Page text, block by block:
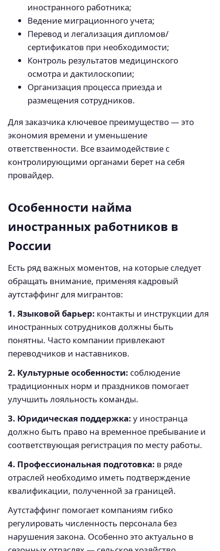
иностранного работника;
Ведение миграционного учета;
Перевод и легализация дипломов/
сертификатов при необходимости;
Контроль результатов медицинского
осмотра и дактилоскопии;
Организация процесса приезда и
размещения сотрудников.
Для заказчика ключевое преимущество — это
экономия времени и уменьшение
ответственности. Все взаимодействие с
контролирующими органами берет на себя
провайдер.
Особенности найма
иностранных работников в
России
Есть ряд важных моментов, на которые следует
обращать внимание, применяя кадровый
аутстаффинг для мигрантов:
1. Языковой барьер: контакты и инструкции для
иностранных сотрудников должны быть
понятны. Часто компании привлекают
переводчиков и наставников.
2. Культурные особенности: соблюдение
традиционных норм и праздников помогает
улучшить лояльность команды.
3. Юридическая поддержка: у иностранца
должно быть право на временное пребывание и
соответствующая регистрация по месту работы.
4. Профессиональная подготовка: в ряде
отраслей необходимо иметь подтверждение
квалификации, полученной за границей.
Аутстаффинг помогает компаниям гибко
регулировать численность персонала без
нарушения закона. Особенно это актуально в